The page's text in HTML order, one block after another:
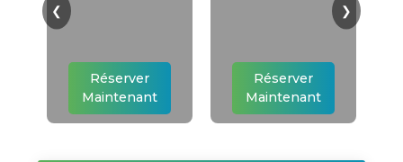
Réserver
Maintenant
Réserver
Maintenant
❮ ❯